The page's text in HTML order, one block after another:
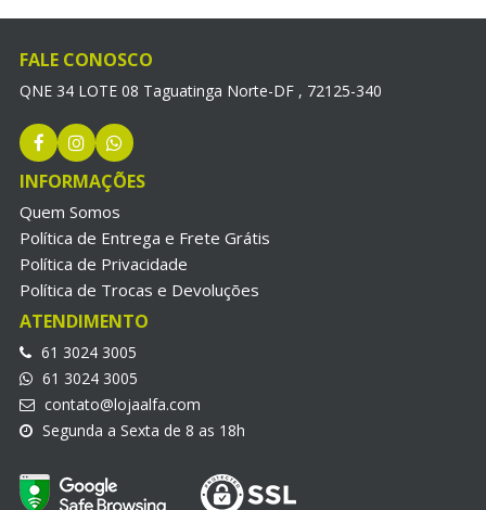
FALE CONOSCO
QNE 34 LOTE 08 Taguatinga Norte-DF , 72125-340
INFORMAÇÕES
Quem Somos
Política de Entrega e Frete Grátis
Política de Privacidade
Política de Trocas e Devoluções
ATENDIMENTO
61 3024 3005
61 3024 3005
contato@lojaalfa.com
Segunda a Sexta de 8 as 18h